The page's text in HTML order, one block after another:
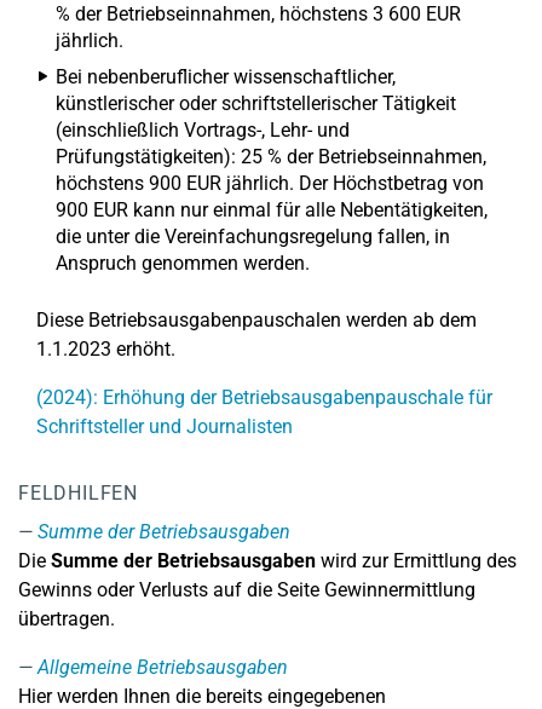
% der Betriebseinnahmen, höchstens 3 600 EUR
jährlich.
Bei nebenberuflicher wissenschaftlicher,
künstlerischer oder schriftstellerischer Tätigkeit
(einschließlich Vortrags-, Lehr- und
Prüfungstätigkeiten): 25 % der Betriebseinnahmen,
höchstens 900 EUR jährlich. Der Höchstbetrag von
900 EUR kann nur einmal für alle Nebentätigkeiten,
die unter die Vereinfachungsregelung fallen, in
Anspruch genommen werden.
Diese Betriebsausgabenpauschalen werden ab dem
1.1.2023 erhöht.
(2024): Erhöhung der Betriebsausgabenpauschale für
Schriftsteller und Journalisten
FELDHILFEN
Summe der Betriebsausgaben
Die Summe der Betriebsausgaben wird zur Ermittlung des
Gewinns oder Verlusts auf die Seite Gewinnermittlung
übertragen.
Allgemeine Betriebsausgaben
Hier werden Ihnen die bereits eingegebenen